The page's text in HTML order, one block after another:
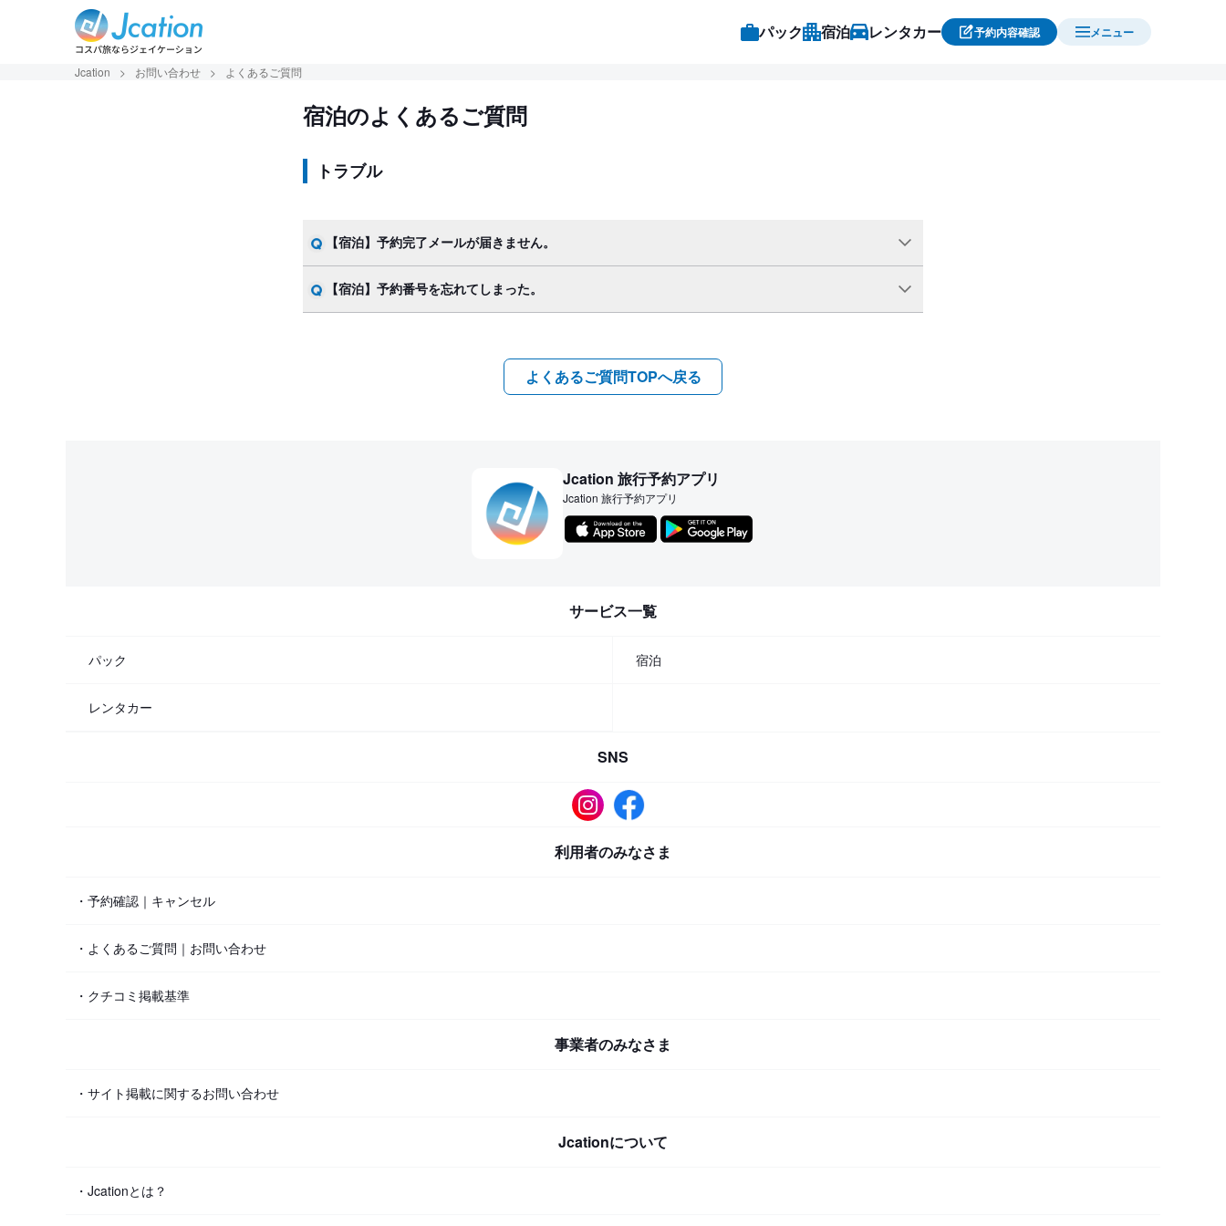
パック 宿泊 レンタカー 予約内容確認 メニュー
Jcation > お問い合わせ > よくあるご質問
宿泊のよくあるご質問
トラブル
【宿泊】予約完了メールが届きません。
【宿泊】予約番号を忘れてしまった。
よくあるご質問TOPへ戻る
Jcation 旅行予約アプリ
Jcation 旅行予約アプリ
サービス一覧
パック 宿泊
レンタカー
SNS
利用者のみなさま
・予約確認｜キャンセル
・よくあるご質問｜お問い合わせ
・クチコミ掲載基準
事業者のみなさま
・サイト掲載に関するお問い合わせ
Jcationについて
・Jcationとは？